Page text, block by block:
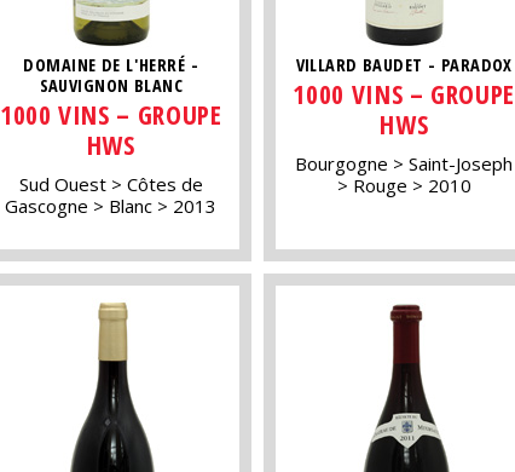
DOMAINE DE L'HERRÉ -
SAUVIGNON BLANC
1000 VINS – GROUPE
HWS
Sud Ouest
Côtes de
Gascogne
Blanc 2013
VILLARD BAUDET - PARADOX
1000 VINS – GROUPE
HWS
Bourgogne
Saint-Joseph
Rouge
2010